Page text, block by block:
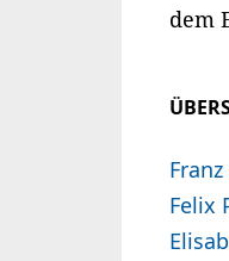
dem
Felix